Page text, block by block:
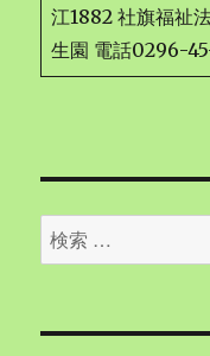
江1882 社旗福
生園 電話0296-
検
索
象: